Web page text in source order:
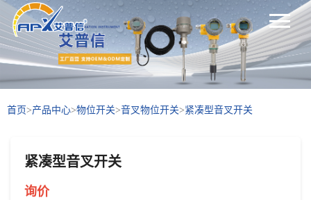
首页>产品中心>物位开关>音叉物位开关>紧凑型音叉开关
紧凑型音叉开关
询价